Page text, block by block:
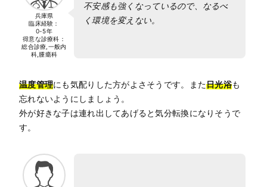
兵庫県
臨床経験：
0-5年
得意な診療科：
総合診療,一般内
科,腫瘍科
不安感も強くなっているので、なるべ
く環境を変えない。
温度管理にも気配りした方がよさそうです。また日光浴も
忘れないようにしましょう。
外が好きな子は連れ出してあげると気分転換になりそうで
す。